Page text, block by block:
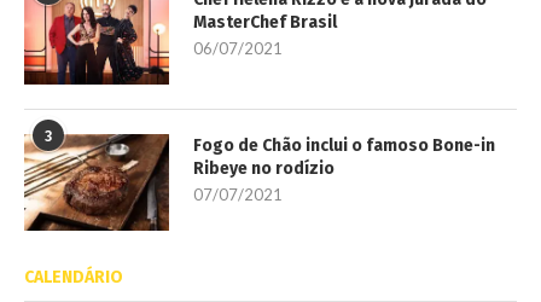
MasterChef Brasil
06/07/2021
3
Fogo de Chão inclui o famoso Bone-in
Ribeye no rodízio
07/07/2021
CALENDÁRIO